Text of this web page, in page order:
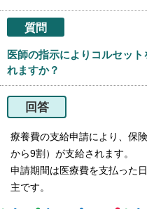
質問
医師の指示によりコルセッ
れますか？
回答
療養費の支給申請により、保
から9割）が支給されます。
申請期間は医療費を支払った
主です。